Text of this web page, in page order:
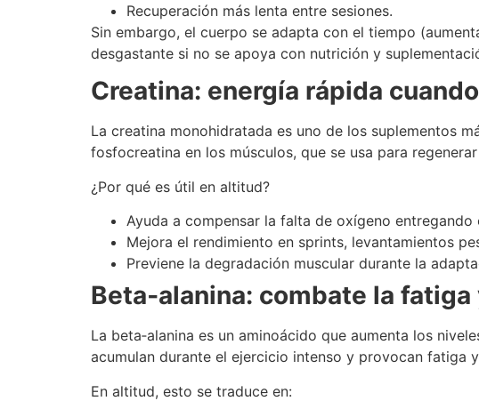
Recuperación más lenta entre sesiones.
Sin embargo, el cuerpo se adapta con el tiempo
desgastante si no se apoya con nutrición y
Creatina: energía rápida
La creatina monohidratada es uno de los suplementos
fosfocreatina en los músculos, que se usa para
¿Por qué es útil en altitud?
Ayuda a compensar la falta de oxígeno entregando
Mejora el rendimiento en sprints, levantamientos
Previene la degradación muscular durante la
Beta‑alanina: combate la
La beta‑alanina es un aminoácido que aumenta los
acumulan durante el ejercicio intenso y provocan fatiga
En altitud, esto se traduce en: